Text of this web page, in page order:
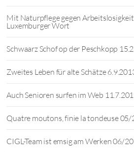
Mit Naturpflege gegen
Luxemburger Wort
Schwaarz Schof op der Peschkopp
Zweites Leben für alte Schätze
Auch Senioren surfen im Web
Quatre moutons, finie la tondeuse 05/
CIGL-Team ist emsig am Werken 06/